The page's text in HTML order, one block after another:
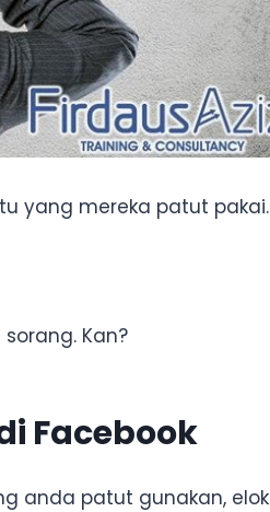
yang mereka patut pakai.
Kan?
Facebook
anda patut gunakan, elok